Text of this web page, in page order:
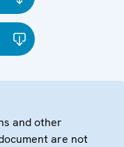
and other
are not